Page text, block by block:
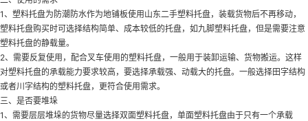
1、塑料托盘为防潮防水作为地铺板使用山东二手塑料托盘，装载货物后不再移动，
塑料托盘购买时可选择结构简单、成本较低的托盘，如九脚塑料托盘，但是需要注意
塑料托盘的静载量。
2、需要反复使用，配合叉车使用的塑料托盘，一般用于装卸运输、货物搬运。这样
对塑料托盘的承载能力要求较高，要选择承载强、动载大的托盘。一般选择田字结构
或者川字结构的塑料托盘，更符合使用需求。
三、是否要堆垛
1、需要层层堆垛的货物尽量选择双面塑料托盘，单面塑料托盘由于只有一个承载